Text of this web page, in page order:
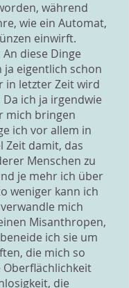
während
wie ein Automat,
einwirft.
diese Dinge
ja eigentlich schon
in letzter Zeit wird
ich ja irgendwie
mich bringen
ich vor allem in
Zeit damit, das
Menschen zu
je mehr ich über
weniger kann ich
mich
Misanthropen,
ich sie um
die mich so
die